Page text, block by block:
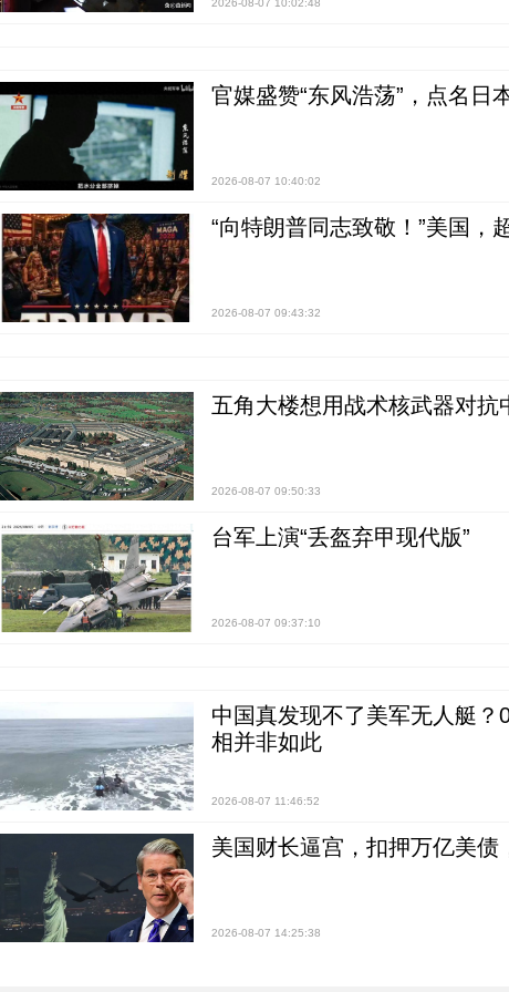
2026-08-07 10:02:48
官媒盛赞“东风浩荡”，点名日
2026-08-07 10:40:02
“向特朗普同志致敬！”美国，
2026-08-07 09:43:32
五角大楼想用战术核武器对抗
2026-08-07 09:50:33
台军上演“丢盔弃甲现代版”
2026-08-07 09:37:10
中国真发现不了美军无人艇
相并非如此
2026-08-07 11:46:52
美国财长逼宫，扣押万亿美
2026-08-07 14:25:38